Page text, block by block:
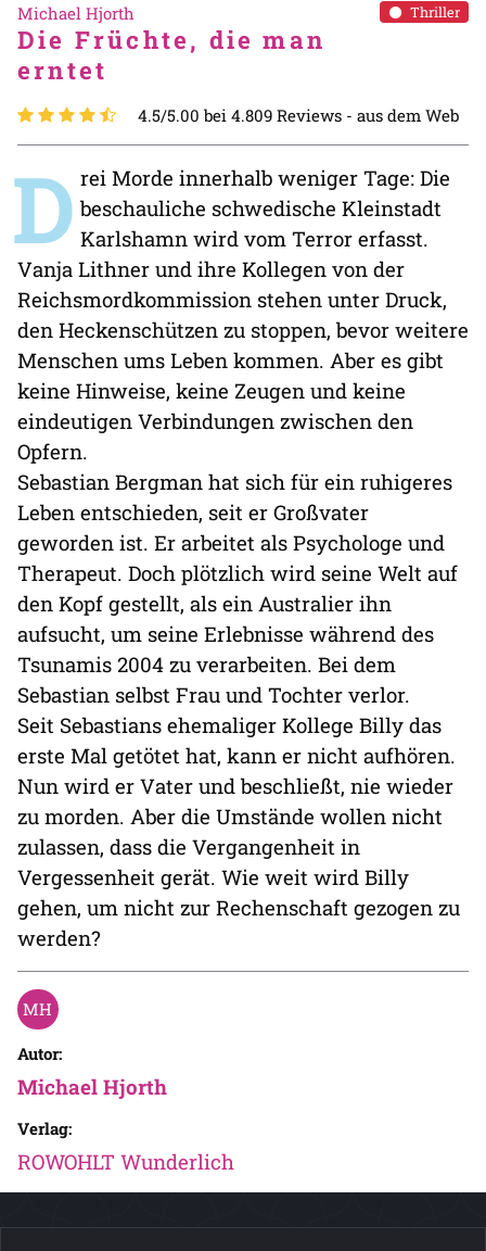
Thriller
Michael Hjorth
Die Früchte, die man
erntet
4.5/5.00 bei 4.809 Reviews - aus dem Web
D rei Morde innerhalb weniger Tage: Die
beschauliche schwedische Kleinstadt
Karlshamn wird vom Terror erfasst.
Vanja Lithner und ihre Kollegen von der
Reichsmordkommission stehen unter Druck,
den Heckenschützen zu stoppen, bevor weitere
Menschen ums Leben kommen. Aber es gibt
keine Hinweise, keine Zeugen und keine
eindeutigen Verbindungen zwischen den
Opfern.
Sebastian Bergman hat sich für ein ruhigeres
Leben entschieden, seit er Großvater
geworden ist. Er arbeitet als Psychologe und
Therapeut. Doch plötzlich wird seine Welt auf
den Kopf gestellt, als ein Australier ihn
aufsucht, um seine Erlebnisse während des
Tsunamis 2004 zu verarbeiten. Bei dem
Sebastian selbst Frau und Tochter verlor.
Seit Sebastians ehemaliger Kollege Billy das
erste Mal getötet hat, kann er nicht aufhören.
Nun wird er Vater und beschließt, nie wieder
zu morden. Aber die Umstände wollen nicht
zulassen, dass die Vergangenheit in
Vergessenheit gerät. Wie weit wird Billy
gehen, um nicht zur Rechenschaft gezogen zu
werden?
Autor:
Michael Hjorth
Verlag:
ROWOHLT Wunderlich